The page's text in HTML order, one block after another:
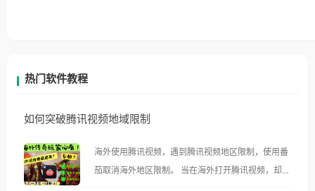
热门软件教程
如何突破腾讯视频地域限制
海外使用腾讯视频，遇到腾讯视频地区限制，使用番
茄取消海外地区限制。 当在海外打开腾讯视频，却突